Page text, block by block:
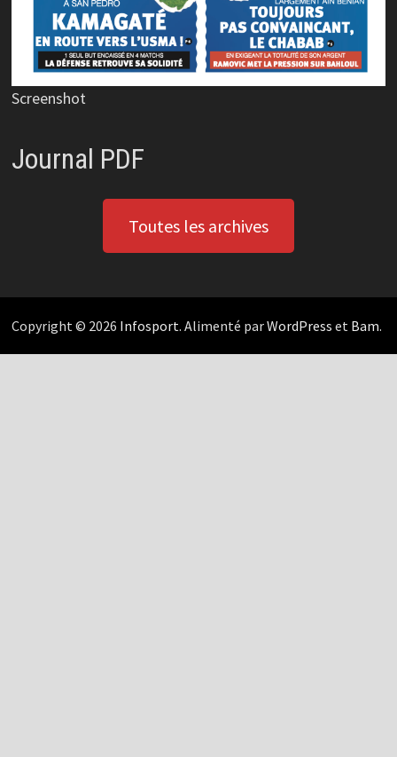
Screenshot
Journal PDF
Toutes les archives
Copyright © 2026 Infosport. Alimenté parWordPress et Bam.